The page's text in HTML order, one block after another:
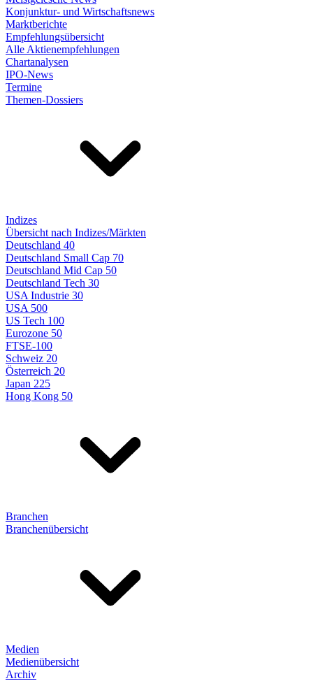
Konjunktur- und Wirtschaftsnews
Marktberichte
Empfehlungsübersicht
Alle Aktienempfehlungen
Chartanalysen
IPO-News
Termine
Themen-Dossiers
Indizes
Übersicht nach Indizes/Märkten
Deutschland 40
Deutschland Small Cap 70
Deutschland Mid Cap 50
Deutschland Tech 30
USA Industrie 30
USA 500
US Tech 100
Eurozone 50
FTSE-100
Schweiz 20
Österreich 20
Japan 225
Hong Kong 50
Branchen
Branchenübersicht
Medien
Medienübersicht
Archiv